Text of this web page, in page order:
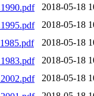
2018-05-18
2018-05-18
2018-05-18
2018-05-18
2018-05-18